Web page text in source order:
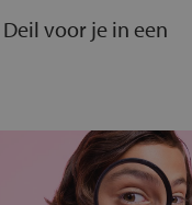
voor je in een